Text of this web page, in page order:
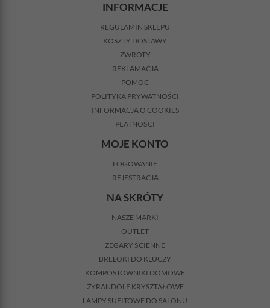
INFORMACJE
REGULAMIN SKLEPU
KOSZTY DOSTAWY
ZWROTY
REKLAMACJA
POMOC
POLITYKA PRYWATNOŚCI
INFORMACJA O COOKIES
PŁATNOŚCI
MOJE KONTO
LOGOWANIE
REJESTRACJA
NA SKRÓTY
NASZE MARKI
OUTLET
ZEGARY ŚCIENNE
BRELOKI DO KLUCZY
KOMPOSTOWNIKI DOMOWE
ŻYRANDOLE KRYSZTAŁOWE
LAMPY SUFITOWE DO SALONU